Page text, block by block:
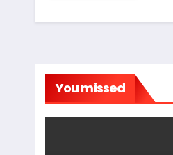
You missed